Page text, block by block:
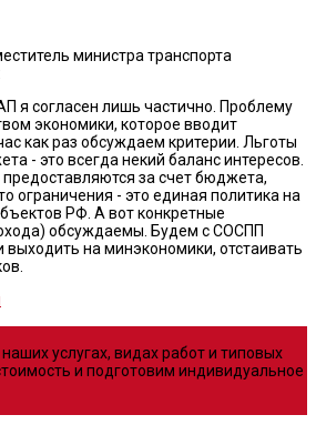
министра транспорта
я согласен лишь частично. Проблему
экономики, которое вводит
как раз обсуждаем критерии. Льготы
- это всегда некий баланс интересов.
за счет бюджета,
ограничения - это единая политика на
РФ. А вот конкретные
обсуждаемы. Будем с СОСПП
на минэкономики, отстаивать
услугах, видах работ и типовых
и подготовим индивидуальное